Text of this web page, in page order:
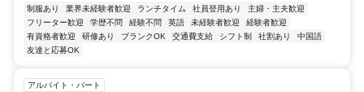
制服あり 業界未経験者歓迎 ランチタイム 社員登用あり
主婦・主夫歓迎
フリーター歓迎
学歴不問 経験不問 英語 未経験者歓迎
経験者歓迎
有資格者歓迎
研修あり ブランクOK 交通費支給 シフト制 社割あり
中国語
友達と応募OK
アルバイト・パート